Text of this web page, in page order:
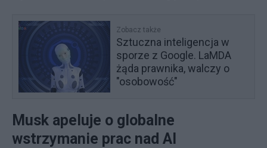
Zobacz także
Sztuczna inteligencja w
sporze z Google. LaMDA
żąda prawnika, walczy o
"osobowość"
Musk apeluje o globalne
wstrzymanie prac nad AI